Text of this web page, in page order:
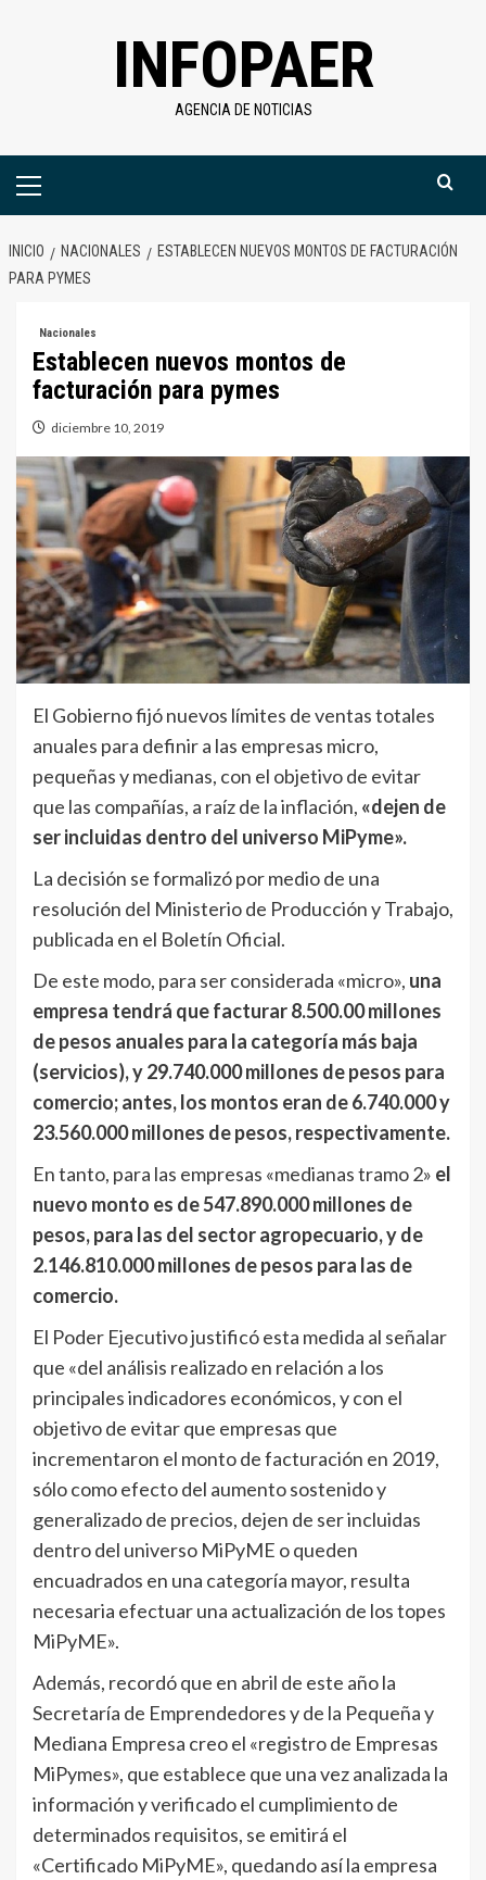
INFOPAER
AGENCIA DE NOTICIAS
Menú
INICIO NACIONALES
ESTABLECEN NUEVOS MONTOS DE FACTURACIÓN
PARA PYMES
Nacionales
Establecen nuevos montos de
facturación para pymes
diciembre 10, 2019
El Gobierno fijó nuevos límites de ventas totales
anuales para definir a las empresas micro,
pequeñas y medianas, con el objetivo de evitar
que las compañías, a raíz de la inflación, «dejen de
ser incluidas dentro del universo MiPyme».
La decisión se formalizó por medio de una
resolución del Ministerio de Producción y Trabajo,
publicada en el Boletín Oficial.
De este modo, para ser considerada «micro», una
empresa tendrá que facturar 8.500.00 millones
de pesos anuales para la categoría más baja
(servicios), y 29.740.000 millones de pesos para
comercio; antes, los montos eran de 6.740.000 y
23.560.000 millones de pesos, respectivamente.
En tanto, para las empresas «medianas tramo 2» el
nuevo monto es de 547.890.000 millones de
pesos, para las del sector agropecuario, y de
2.146.810.000 millones de pesos para las de
comercio.
El Poder Ejecutivo justificó esta medida al señalar
que «del análisis realizado en relación a los
principales indicadores económicos, y con el
objetivo de evitar que empresas que
incrementaron el monto de facturación en 2019,
sólo como efecto del aumento sostenido y
generalizado de precios, dejen de ser incluidas
dentro del universo MiPyME o queden
encuadrados en una categoría mayor, resulta
necesaria efectuar una actualización de los topes
MiPyME».
Además, recordó que en abril de este año la
Secretaría de Emprendedores y de la Pequeña y
Mediana Empresa creo el «registro de Empresas
MiPymes», que establece que una vez analizada la
información y verificado el cumplimiento de
determinados requisitos, se emitirá el
«Certificado MiPyME», quedando así la empresa